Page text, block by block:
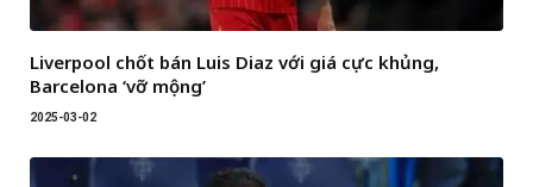
Liverpool chốt bán Luis Diaz với giá cực khủng,
Barcelona ‘vỡ mộng’
2025-03-02